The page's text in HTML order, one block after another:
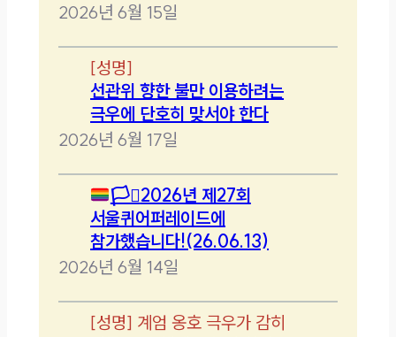
2026년 6월 15일
[성명]
선관위 향한 불만 이용하려는
극우에 단호히 맞서야 한다
2026년 6월 17일
🏳️‍⚧️2026년 제27회
서울퀴어퍼레이드에
참가했습니다!(26.06.13)
2026년 6월 14일
[성명] 계엄 옹호 극우가 감히